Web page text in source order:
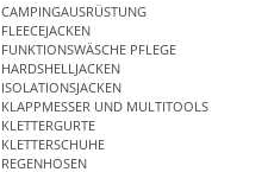
CAMPINGAUSRÜSTUNG
FLEECEJACKEN
FUNKTIONSWÄSCHE PFLEGE
HARDSHELLJACKEN
ISOLATIONSJACKEN
KLAPPMESSER UND MULTITOOLS
KLETTERGURTE
KLETTERSCHUHE
REGENHOSEN